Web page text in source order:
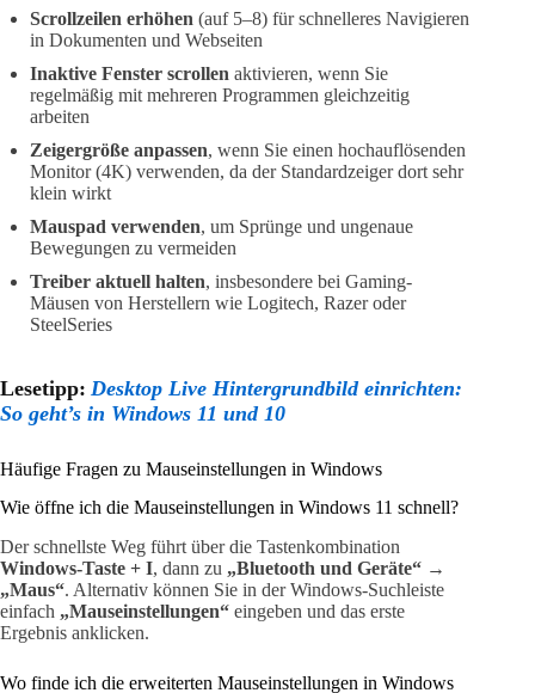
Scrollzeilen erhöhen (auf 5–8) für schnelleres Navigieren
in Dokumenten und Webseiten
Inaktive Fenster scrollen aktivieren, wenn Sie
regelmäßig mit mehreren Programmen gleichzeitig
arbeiten
Zeigergröße anpassen, wenn Sie einen hochauflösenden
Monitor (4K) verwenden, da der Standardzeiger dort sehr
klein wirkt
Mauspad verwenden, um Sprünge und ungenaue
Bewegungen zu vermeiden
Treiber aktuell halten, insbesondere bei Gaming-
Mäusen von Herstellern wie Logitech, Razer oder
SteelSeries
Lesetipp: Desktop Live Hintergrundbild einrichten:
So geht’s in Windows 11 und 10
Häufige Fragen zu Mauseinstellungen in Windows
Wie öffne ich die Mauseinstellungen in Windows 11 schnell?
Der schnellste Weg führt über die Tastenkombination
Windows-Taste + I, dann zu „Bluetooth und Geräte“ →
„Maus“. Alternativ können Sie in der Windows-Suchleiste
einfach „Mauseinstellungen“ eingeben und das erste
Ergebnis anklicken.
Wo finde ich die erweiterten Mauseinstellungen in Windows